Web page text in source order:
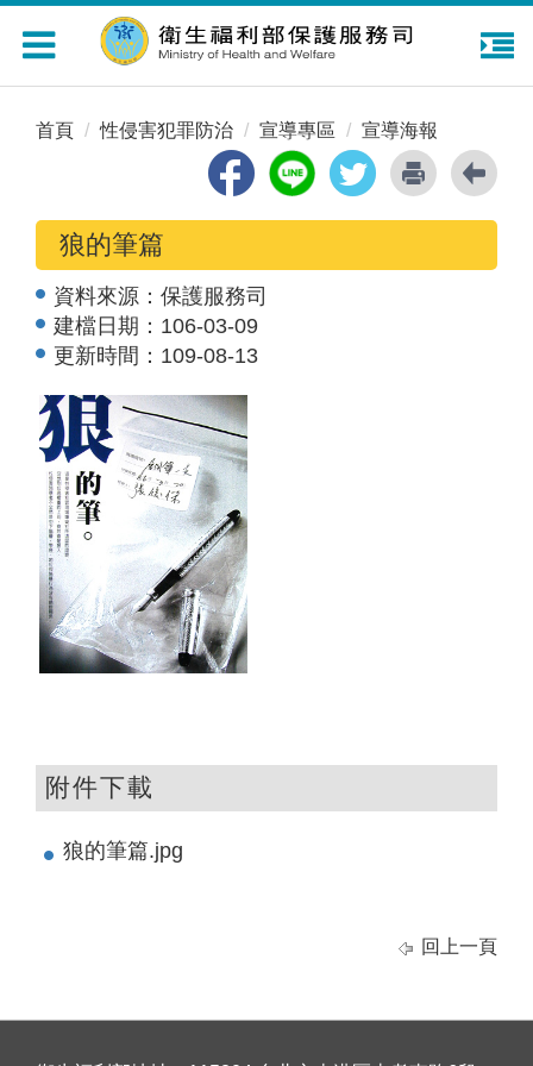
Toggle
navigation
首頁 性侵害犯罪防治 宣導專區 宣導海報
狼的筆篇
資料來源： 保護服務司
建檔日期： 106-03-09
更新時間： 109-08-13
附件下載
狼的筆篇.jpg
回上一頁